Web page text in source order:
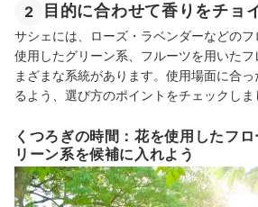
2 目的に合わせて香りをチョ
サシェには、ローズ・ラベンダーなどの
使用したグリーン系、フルーツを用いたフ
まざまな系統があります。使用場面に合
るよう、選び方のポイントをチェックしま
くつろぎの時間：花を使用したフ
リーン系を候補に入れよう